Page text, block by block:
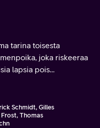
tarina toisesta
joka riskeeraa
lapsia pois
Schmidt, Gilles
Frost, Thomas